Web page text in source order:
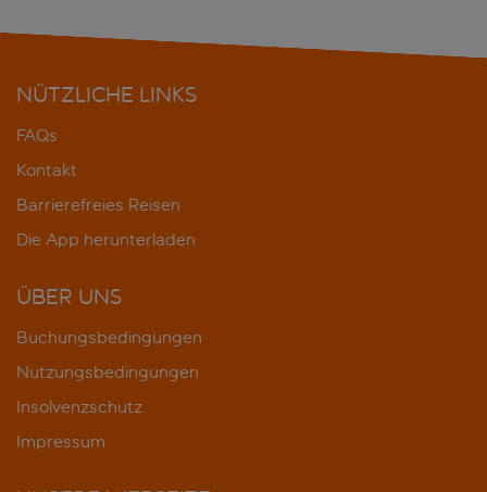
NÜTZLICHE LINKS
FAQs
Kontakt
Barrierefreies Reisen
Die App herunterladen
ÜBER UNS
Buchungsbedingungen
Nutzungsbedingungen
Insolvenzschutz
Impressum